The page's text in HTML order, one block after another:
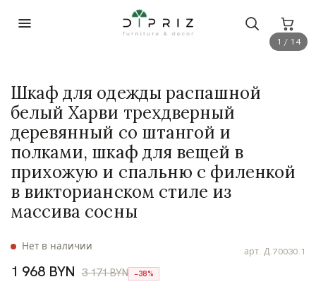
1 / 14
арт. Д.70030.1
Нет в наличии
Шкаф для одежды распашной
белый Харви трехдверный
деревянный со штангой и
полками, шкаф для вещей в
прихожую и спальню с филенкой
в викторианском стиле из
массива сосны
1 968 BYN 3 171 BYN −38%